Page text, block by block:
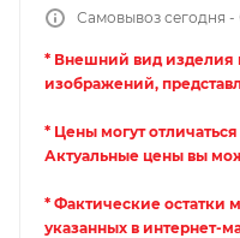
Самовывоз сегодня -
* Внешний вид изделия
изображений,
* Цены могут
Актуальные цены вы
* Фактические остатки
указанных в интернет-